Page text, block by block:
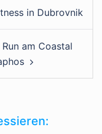
in Dubrovnik
am Coastal